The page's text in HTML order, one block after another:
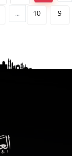
9
10
...